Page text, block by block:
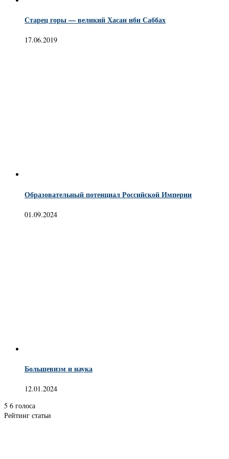
Старец горы — великий Хасан ибн Саббах
17.06.2019
Образовательный потенциал Российской Империи
01.09.2024
Большевизм и наука
12.01.2024
5 6 голоса
Рейтинг статьи